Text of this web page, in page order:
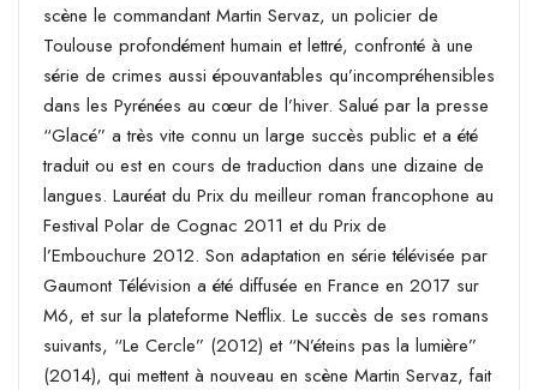
scène le commandant Martin Servaz, un policier de
Toulouse profondément humain et lettré, confronté à une
série de crimes aussi épouvantables qu’incompréhensibles
dans les Pyrénées au cœur de l’hiver. Salué par la presse
“Glacé” a très vite connu un large succès public et a été
traduit ou est en cours de traduction dans une dizaine de
langues. Lauréat du Prix du meilleur roman francophone au
Festival Polar de Cognac 2011 et du Prix de
l’Embouchure 2012. Son adaptation en série télévisée par
Gaumont Télévision a été diffusée en France en 2017 sur
M6, et sur la plateforme Netflix. Le succès de ses romans
suivants, “Le Cercle” (2012) et “N’éteins pas la lumière”
(2014), qui mettent à nouveau en scène Martin Servaz, fait